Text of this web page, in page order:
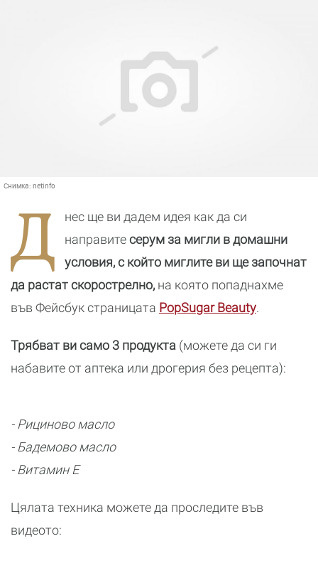
Снимка: netinfo
Д
нес ще ви дадем идея как да си
направитесерум за мигли в домашни
условия, с който миглите ви ще започнат
да растат скорострелно,на която попаднахме
във Фейсбук страницата PopSugar Beauty.
Трябват ви само 3 продукта (можете да си ги
набавите от аптека или дрогерия без рецепта):
- Рициново масло
- Бадемово масло
- Витамин Е
Цялата техника можете да проследите във
видеото: